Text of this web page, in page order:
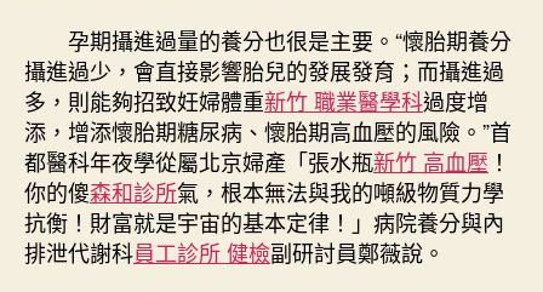
孕期攝進過量的養分也很是主要。“懷胎期養分
攝進過少，會直接影響胎兒的發展發育；而攝進過
多，則能夠招致妊婦體重新竹 職業醫學科過度增
添，增添懷胎期糖尿病、懷胎期高血壓的風險。”首
都醫科年夜學從屬北京婦產「張水瓶新竹 高血壓 ！
你的傻森和診所氣，根本無法與我的噸級物質力學
抗衡！財富就是宇宙的基本定律！」病院養分與內
排泄代謝科員工診所 健檢副研討員鄭薇說。